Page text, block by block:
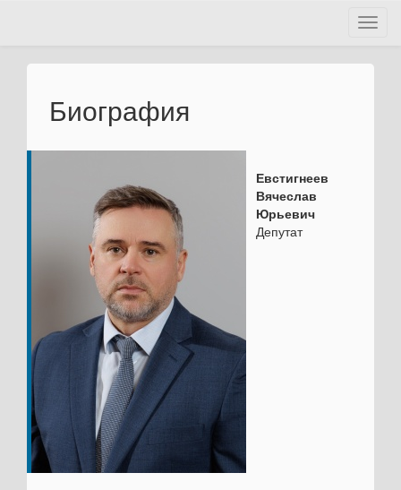
Биография
Евстигнеев
Вячеслав
Юрьевич
Депутат